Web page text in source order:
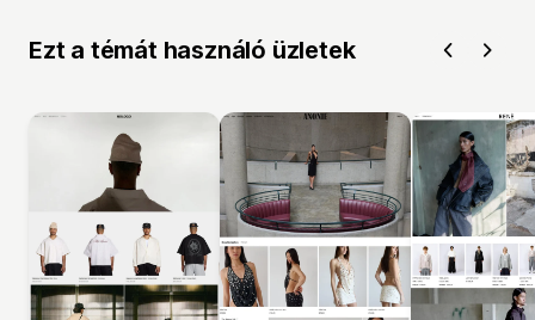
Ezt a témát használó üzletek